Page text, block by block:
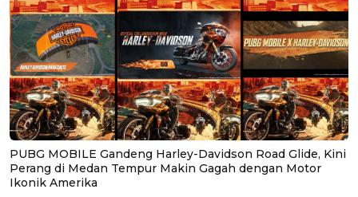
PUBG MOBILE Gandeng Harley-Davidson Road Glide, Kini
Perang di Medan Tempur Makin Gagah dengan Motor
Ikonik Amerika